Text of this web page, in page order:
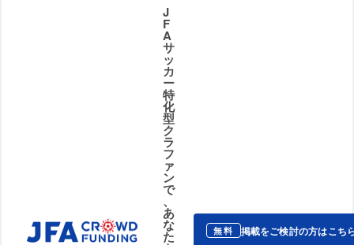
J
F
A
サ
ッ
カ
ー
特
化
型
ク
ラ
フ
ァ
ン
で
、
あ
な
た 無料 掲載をご検討の方はこち